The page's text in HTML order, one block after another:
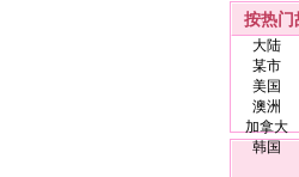
按热门
大陆
某市
美国
澳洲
加拿大
韩国